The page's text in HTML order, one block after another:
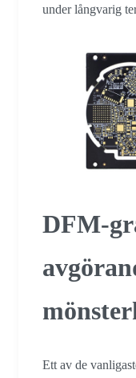
under långvarig
DFM-
Ett av de